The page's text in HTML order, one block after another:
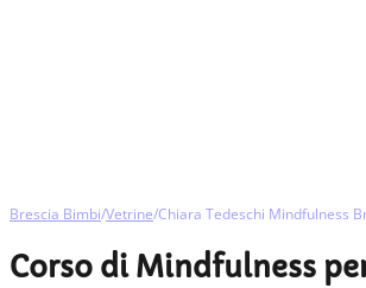
Brescia Bimbi/Vetrine/Chiara Tedeschi Mindfulness
Corso di Mindfulness